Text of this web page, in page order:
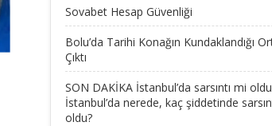
Sovabet Hesap Güvenliği
Bolu’da Tarihi Konağın Kundaklandığı
Çıktı
SON DAKİKA İstanbul’da sarsıntı mi
İstanbul’da nerede, kaç şiddetinde
oldu?